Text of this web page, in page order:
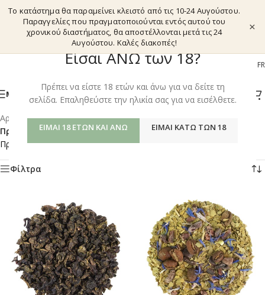
Είσαι ΑΝΩ των 18?
Πρέπει να είστε 18 ετών και άνω για να δείτε τη
σελίδα. Επαληθεύστε την ηλικία σας για να εισέλθετε.
ΕΊΜΑΙ 18 ΕΤΏΝ ΚΑΙ ΆΝΩ ΕΊΜΑΙ ΚΆΤΩ ΤΩΝ 18
Το κατάστημα θα παραμείνει κλειστό από τις 10-24 Αυγούστου.
Παραγγελίες που πραγματοποιούνται εντός αυτού του
χρονικού διαστήματος, θα αποστέλλονται μετά τις 24
Αυγούστου. Καλές διακοπές!
×
EL FR
ΜΕΝΟΎ
Αρχική σελίδα/Shop/
Προϊόντα με ετικέτα “TEA-KRATOM FLAVORING”
Προβάλλονται όλα - 2 αποτελέσματα
Φίλτρα